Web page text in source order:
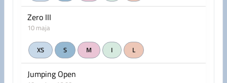
Zero III
10 maja
XS S M I L
Jumping Open